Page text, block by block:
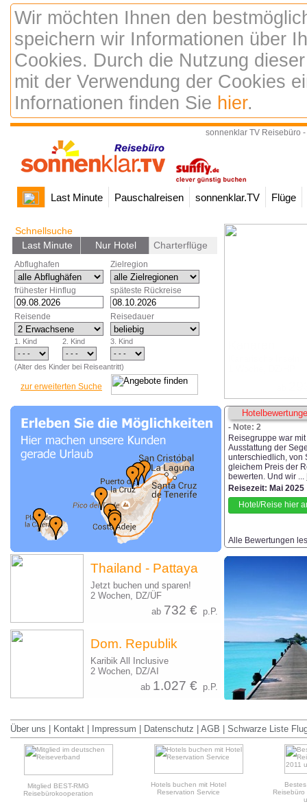
Wir möchten Ihnen den
speichern wir Informationen über
Cookies. Durch die Nutzung
mit der Verwendung der Cookies
Infornationen finden Sie hier.
sonnenklar TV Reisebüro
Last Minute Pauschalreisen sonnenklar.TV Flüge
Schnellsuche
Last Minute
Nur Hotel Charterflüge
Abflughafen Zielregion
frühester Hinflug späteste Rückreise
Reisende Reisedauer
1. Kind 2. Kind 3. Kind
(Alter des Kinder bei Reiseantritt)
zur erweiterten Suche
Thailand - Pattaya
Jetzt buchen und sparen!
2 Wochen, DZ/ÜF
ab 732 € p.P.
Dom. Republik
Karibik All Inclusive
2 Wochen, DZ/AI
ab 1.027 € p.P.
- Note: 2
Reisegruppe war
Ausstattung der
unterschiedlich, von
gleichem Preis der
bewerten. Und wir ...
Reisezeit: Mai 2025
Hotel/Reise hier
Alle Bewertungen
Über uns Kontakt Impressum Datenschutz AGB Schwarze Liste
Mitglied BEST-RMG
Reisebürokooperation
Hotels buchen mit Hotel
Reservation Service